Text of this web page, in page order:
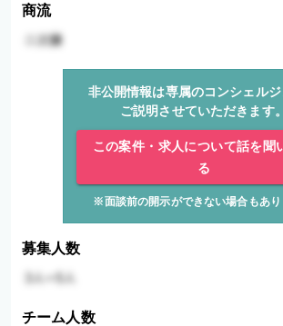
商流
非公開情報は専属のコンシェル
ご説明させていただきます。
この案件・求人について話を聞
る
※面談前の開示ができない場合もあり
募集人数
チーム人数